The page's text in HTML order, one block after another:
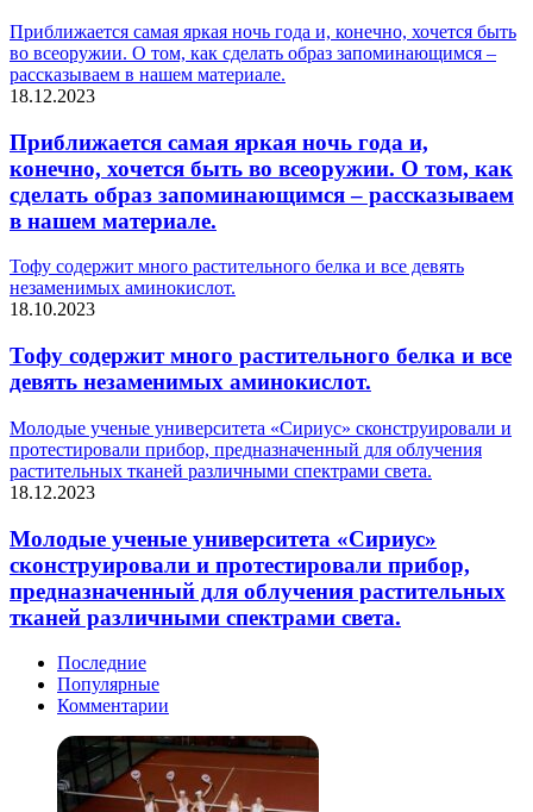
Приближается самая яркая ночь года и, конечно, хочется быть
во всеоружии. О том, как сделать образ запоминающимся –
рассказываем в нашем материале.
18.12.2023
Приближается самая яркая ночь года и,
конечно, хочется быть во всеоружии. О том, как
сделать образ запоминающимся – рассказываем
в нашем материале.
Тофу содержит много растительного белка и все девять
незаменимых аминокислот.
18.10.2023
Тофу содержит много растительного белка и все
девять незаменимых аминокислот.
Молодые ученые университета «Сириус» сконструировали и
протестировали прибор, предназначенный для облучения
растительных тканей различными спектрами света.
18.12.2023
Молодые ученые университета «Сириус»
сконструировали и протестировали прибор,
предназначенный для облучения растительных
тканей различными спектрами света.
Последние
Популярные
Комментарии